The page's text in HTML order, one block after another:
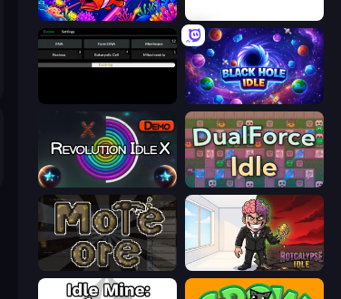
Fish Catch Idle
Black Hole Idle
Revolution Idle X DualForce Idle
More Ore Rotcalypse: Idle Incremental